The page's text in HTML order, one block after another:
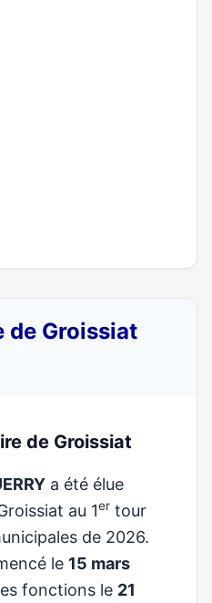
de Groissiat
de Groissiat
a été élue
au 1er tour
de 2026.
le 15 mars
fonctions le 21